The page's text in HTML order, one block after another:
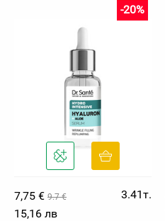
7,75 € 9.7 €
-20%
3.41т.
15,16 лв